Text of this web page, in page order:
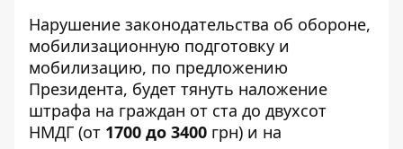
Нарушение законодательства об обороне,
мобилизационную подготовку и
мобилизацию, по предложению
Президента, будет тянуть наложение
штрафа на граждан от ста до двухсот
НМДГ (от 1700 до 3400 грн) и на